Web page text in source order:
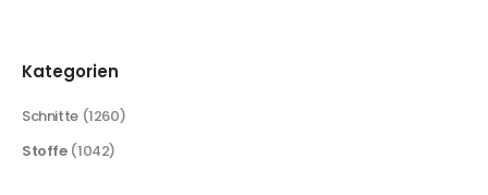
Kategorien
Schnitte (1260)
Stoffe (1042)